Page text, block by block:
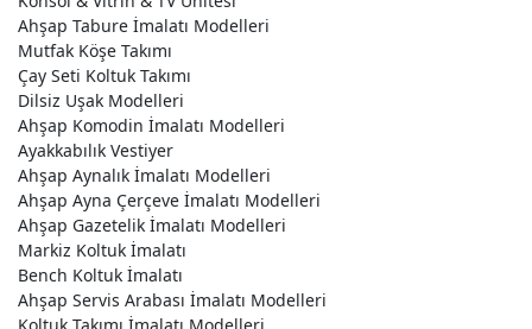
Ahşap Tabure İmalatı Modelleri
Mutfak Köşe Takımı
Çay Seti Koltuk Takımı
Dilsiz Uşak Modelleri
Ahşap Komodin İmalatı Modelleri
Ayakkabılık Vestiyer
Ahşap Aynalık İmalatı Modelleri
Ahşap Ayna Çerçeve İmalatı Modelleri
Ahşap Gazetelik İmalatı Modelleri
Markiz Koltuk İmalatı
Bench Koltuk İmalatı
Ahşap Servis Arabası İmalatı Modelleri
Koltuk Takımı İmalatı Modelleri